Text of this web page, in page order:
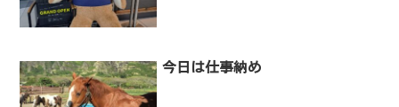
今日は仕事納め